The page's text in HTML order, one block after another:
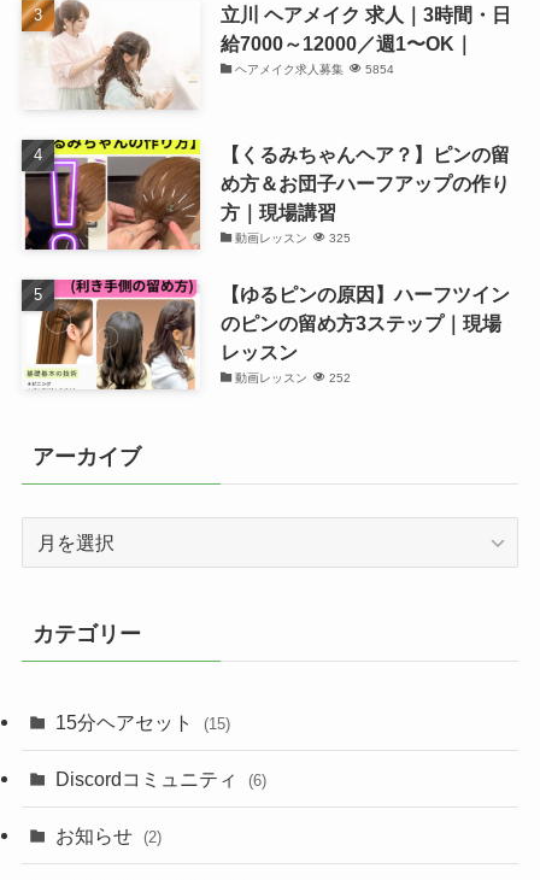
立川 ヘアメイク 求人｜3時間・日
給7000～12000／週1〜OK｜
ヘアメイク求人募集 5854
【くるみちゃんヘア？】ピンの留
め方＆お団子ハーフアップの作り
方｜現場講習
動画レッスン 325
【ゆるピンの原因】ハーフツイン
のピンの留め方3ステップ｜現場
レッスン
動画レッスン 252
アーカイブ
ブ
カテゴリー
15分ヘアセット (15)
Discordコミュニティ (6)
お知らせ (2)